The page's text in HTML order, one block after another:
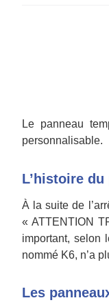
Le panneau
personnalisable.
L’histoire
À la suite de
« ATTENTION
important, selon
nommé K6, n’a
Les